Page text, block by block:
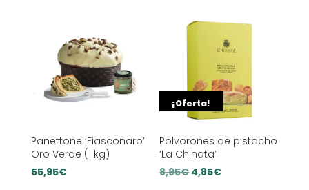
Panettone ‘Fiasconaro’
Oro Verde (1 kg)
55,95€
¡Oferta!
Polvorones de pistacho
‘La Chinata’
8,95€El
4,85€El